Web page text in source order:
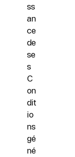
ss
an
ce
de
se
s
C
on
dit
io
ns
gé
né